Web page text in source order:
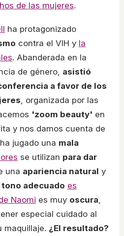
de las mujeres.
ha protagonizado
contra el VIH y la
. Abanderada en la
de género, asistió
a favor de los
, organizada por las
'zoom beauty' en
y nos damos cuenta de
jugado una mala
se utilizan para dar
una apariencia natural y
tono adecuado es
Naomi es muy oscura,
especial cuidado al
maquillaje. ¿El resultado?